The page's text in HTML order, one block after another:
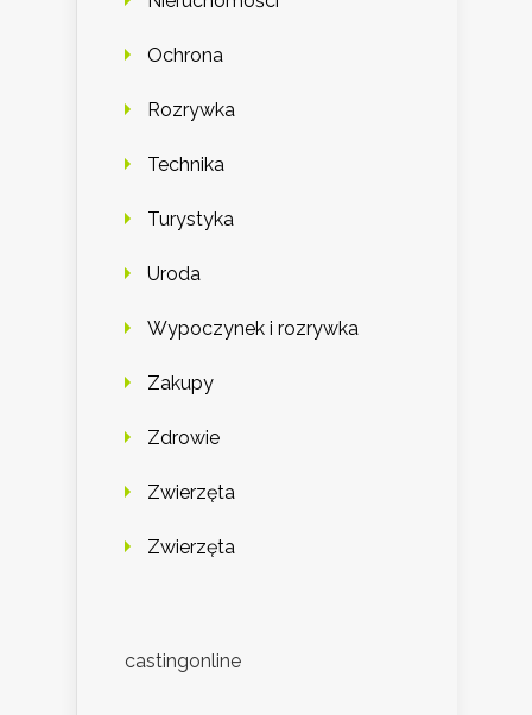
Ochrona
Rozrywka
Technika
Turystyka
Uroda
Wypoczynek i rozrywka
Zakupy
Zdrowie
Zwierzęta
Zwierzęta
castingonline